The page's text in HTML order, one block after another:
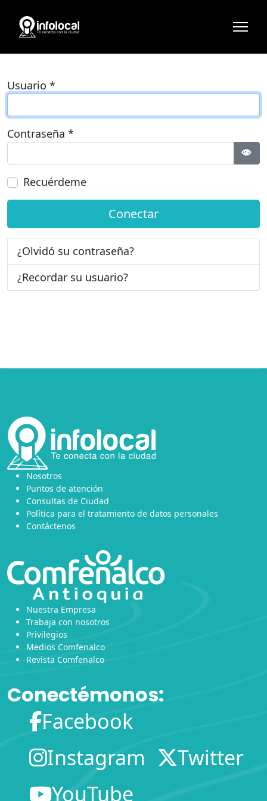
Usuario *
Contraseña *
Recuérdeme
Conectar
¿Olvidó su contraseña?
¿Recordar su usuario?
Nosotros
Puntos de atención
Consultas de Ciudad
Política para el tratamiento de datos personales
Contáctenos
Nuestra Empresa
Trabaja con nosotros
Privilegios
Medios Comfenalco
Revista Comfenalco
Conectémonos:
Facebook
Instagram
Twitter
YouTube